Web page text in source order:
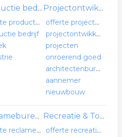
Productie bedrijf
offerte productie bedrijf
bedrijf
Projectontwikkelaar
offerte projectontwikkelaar
projectontwikkeling
projecten
onroerend goed
architectenbureau
aannemer
nieuwbouw
Reclamebureau
offerte reclamebureau
Recreatie & Toerisme
offerte recreatie & toerisme